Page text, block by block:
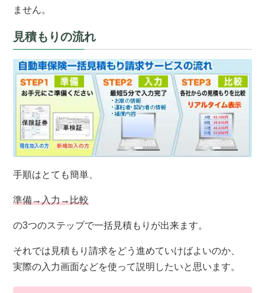
ません。
見積もりの流れ
手順はとても簡単、
準備→入力→比較
の3つのステップで一括見積もりが出来ます。
それでは見積もり請求をどう進めていけばよいのか、
実際の入力画面などを使って説明したいと思います。